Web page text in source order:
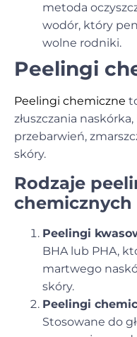
metoda
wodór, który
wolne rodniki.
Peelingi
Peelingi chemiczne
złuszczania
przebarwień,
skóry.
Rodzaje
chemicznych
Peelingi
BHA lub PHA,
martwego
skóry.
Peelingi
Stosowane do